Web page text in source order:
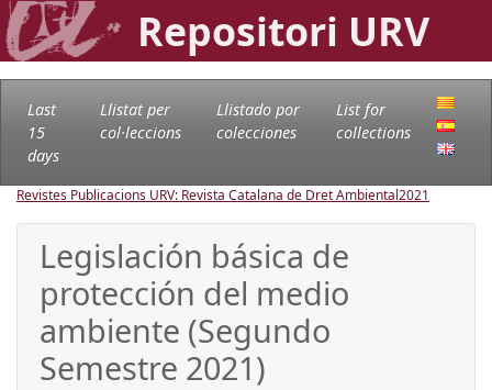
Repositori URV
Last
15
days
Llistat per
col·leccions
Llistado por
colecciones
List for
collections
Revistes Publicacions URV: Revista Catalana de Dret Ambiental2021
Legislación básica de
protección del medio
ambiente (Segundo
Semestre 2021)